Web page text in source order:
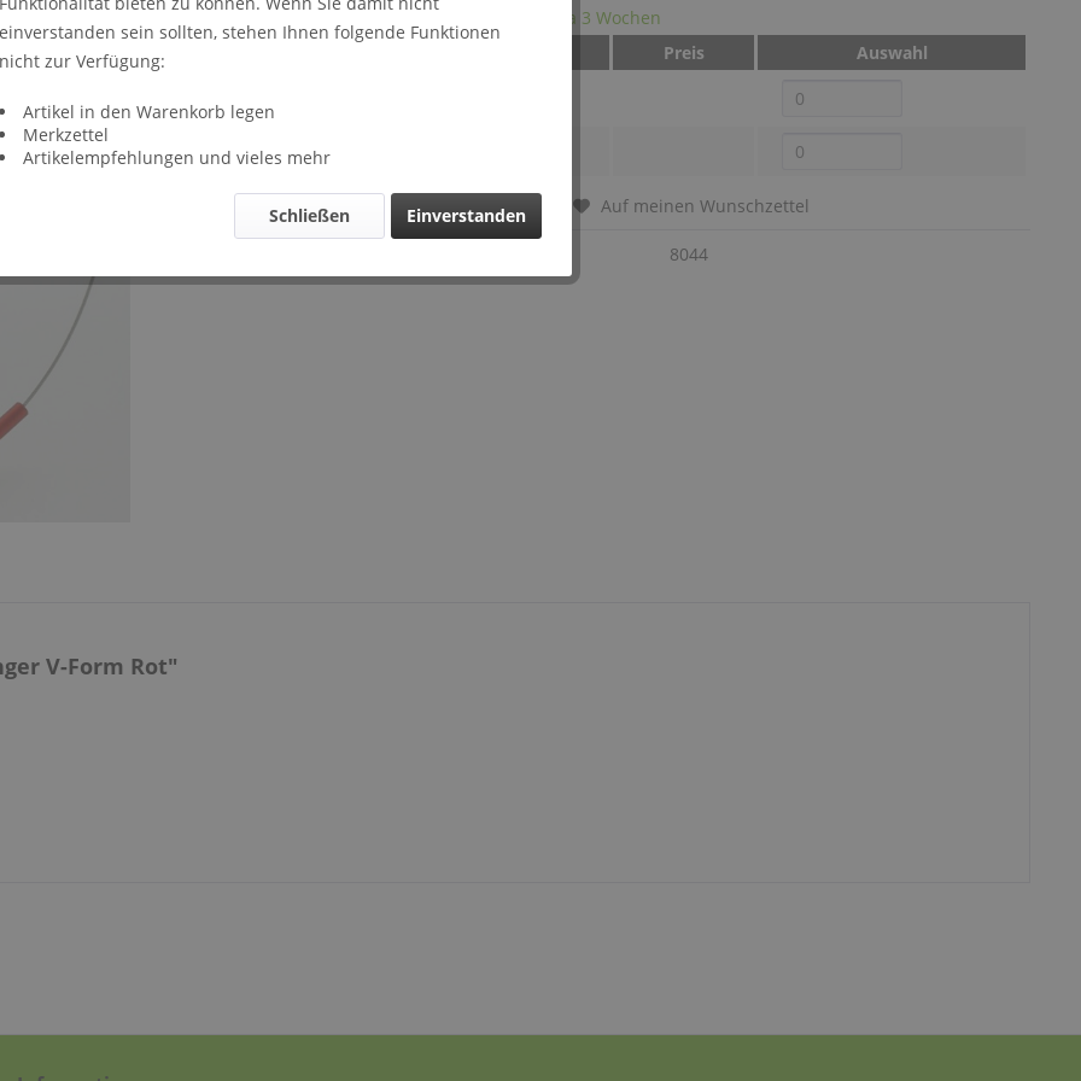
Lieferzeit: ca 3 Wochen
Preis
Auswahl
Vergleichen Auf meinen Wunschzettel
8044
V-Form Rot"
einverstanden sein sollten, stehen Ihnen folgende Funktionen
nicht zur Verfügung:
Artikel in den Warenkorb legen
Merkzettel
Artikelempfehlungen und vieles mehr
Einverstanden
Schließen